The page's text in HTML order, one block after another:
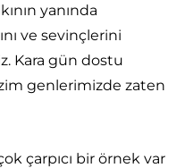
yanında
ve sevinçlerini
Kara gün dostu
genlerimizde zaten
çarpıcı bir örnek var